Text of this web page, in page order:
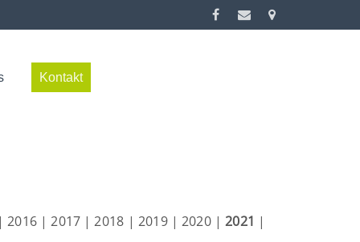
Kontakt
|2016 |2017 |2018 | 2019| 2020 |2021 |